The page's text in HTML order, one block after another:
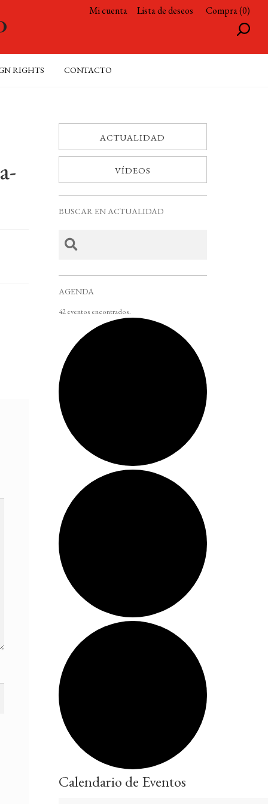
Mi cuenta Lista de deseos Compra (0)
RIGHTS CONTACTO
ACTUALIDAD
VÍDEOS
BUSCAR EN ACTUALIDAD
AGENDA
42 eventos encontrados.
Calendario de Eventos